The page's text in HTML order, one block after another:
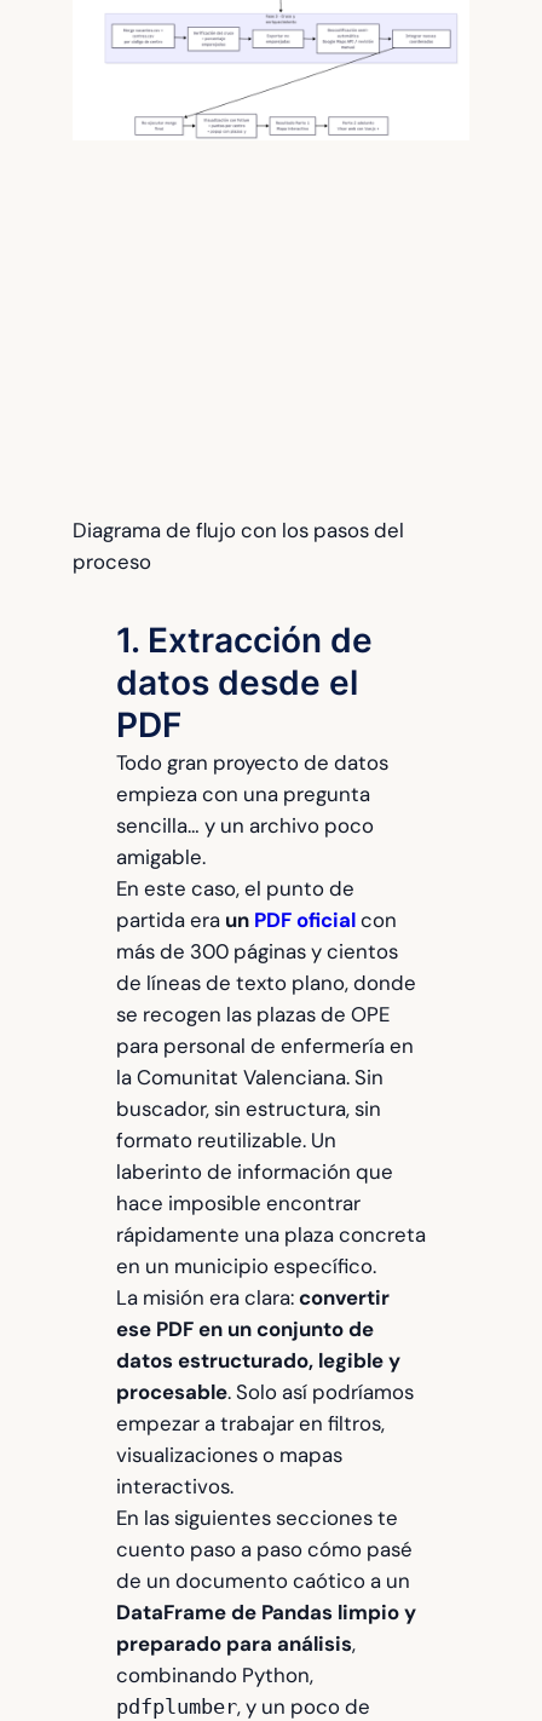
Diagrama de flujo con los pasos del
proceso
1. Extracción de
datos desde el
PDF
Todo gran proyecto de datos
empieza con una pregunta
sencilla… y un archivo poco
amigable.
En este caso, el punto de
partida era un PDF oficialcon
más de 300 páginas y cientos
de líneas de texto plano, donde
se recogen las plazas de OPE
para personal de enfermería en
la Comunitat Valenciana. Sin
buscador, sin estructura, sin
formato reutilizable. Un
laberinto de información que
hace imposible encontrar
rápidamente una plaza concreta
en un municipio específico.
La misión era clara:convertir
ese PDF en un conjunto de
datos estructurado, legible y
procesable. Solo así podríamos
empezar a trabajar en filtros,
visualizaciones o mapas
interactivos.
En las siguientes secciones te
cuento paso a paso cómo pasé
de un documento caótico a un
DataFrame de Pandas limpio y
preparado para análisis,
combinando Python,
pdfplumber, y un poco de